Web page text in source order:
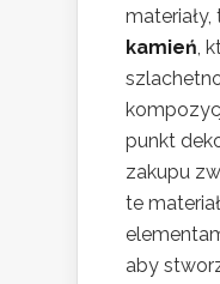
materiały,
kamień,
punkt
zakupu
te
aby